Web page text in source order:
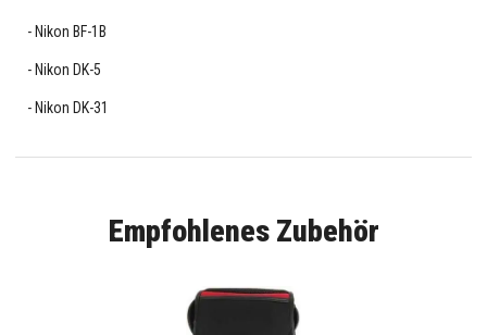
Nikon BF-1B
Nikon DK-5
Nikon DK-31
Empfohlenes Zubehör